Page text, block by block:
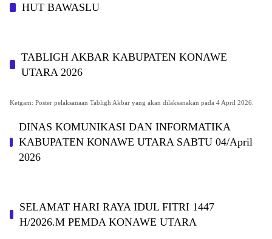
HUT BAWASLU
TABLIGH AKBAR KABUPATEN KONAWE
UTARA 2026
Ketgam: Poster pelaksanaan Tabligh Akbar yang akan dilaksanakan pada 4 April 2026.
DINAS KOMUNIKASI DAN INFORMATIKA
KABUPAΤΕΝ ΚΟNAWE UTARA SABTU 04/April
2026
SELAMAT HARI RAYA IDUL FITRI 1447
H/2026.M PEMDA KONAWE UTARA